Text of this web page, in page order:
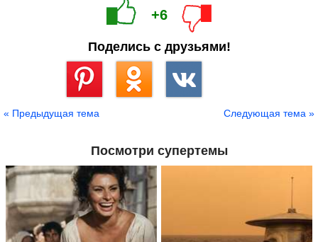
+6
Поделись с друзьями!
« Предыдущая тема Следующая тема »
Посмотри супертемы